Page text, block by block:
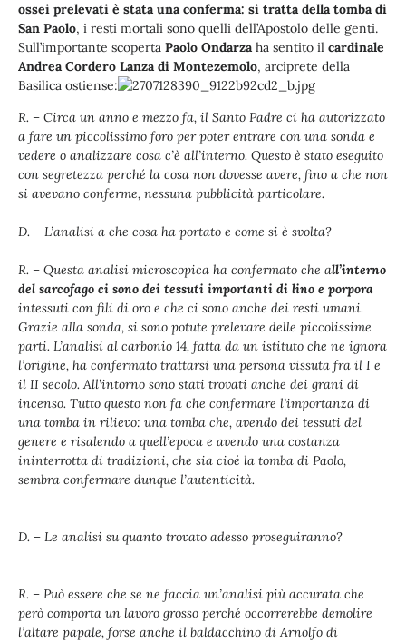
ossei prelevati è stata una conferma: si tratta della tomba di
San Paolo, i resti mortali sono quelli dell’Apostolo delle genti.
Sull’importante scoperta Paolo Ondarzaha sentito il cardinale
Andrea Cordero Lanza di Montezemolo, arciprete della
Basilica ostiense:
R. – Circa un anno e mezzo fa, il Santo Padre ci ha autorizzato
a fare un piccolissimo foro per poter entrare con una sonda e
vedere o analizzare cosa c’è all’interno. Questo è stato eseguito
con segretezza perché la cosa non dovesse avere, fino a che non
si avevano conferme, nessuna pubblicità particolare.
D. – L’analisi a che cosa ha portato e come si è svolta?
R. – Questa analisi microscopica ha confermato che all’interno
del sarcofago ci sono dei tessuti importanti di lino e porpora
intessuti con fili di oro e che ci sono anche dei resti umani.
Grazie alla sonda, si sono potute prelevare delle piccolissime
parti. L’analisi al carbonio 14, fatta da un istituto che ne ignora
l’origine, ha confermato trattarsi una persona vissuta fra il I e
il II secolo. All’intorno sono stati trovati anche dei grani di
incenso. Tutto questo non fa che confermare l’importanza di
una tomba in rilievo: una tomba che, avendo dei tessuti del
genere e risalendo a quell’epoca e avendo una costanza
ininterrotta di tradizioni, che sia cioé la tomba di Paolo,
sembra confermare dunque l’autenticità.
D. – Le analisi su quanto trovato adesso proseguiranno?
R. – Può essere che se ne faccia un’analisi più accurata che
però comporta un lavoro grosso perché occorrerebbe demolire
l’altare papale, forse anche il baldacchino di Arnolfo di